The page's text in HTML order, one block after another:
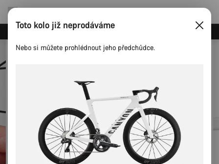
Ušetřete s newsletterem Canyon
Toto kolo již neprodáváme
Nebo si můžete prohlédnout jeho předchůdce.